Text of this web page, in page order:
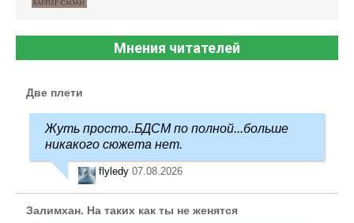
Мнения читателей
Две плети
Жуть просто..БДСМ по полной...больше
никакого сюжета нет.
flyledy 07.08.2026
Залимхан. На таких как ты не женятся